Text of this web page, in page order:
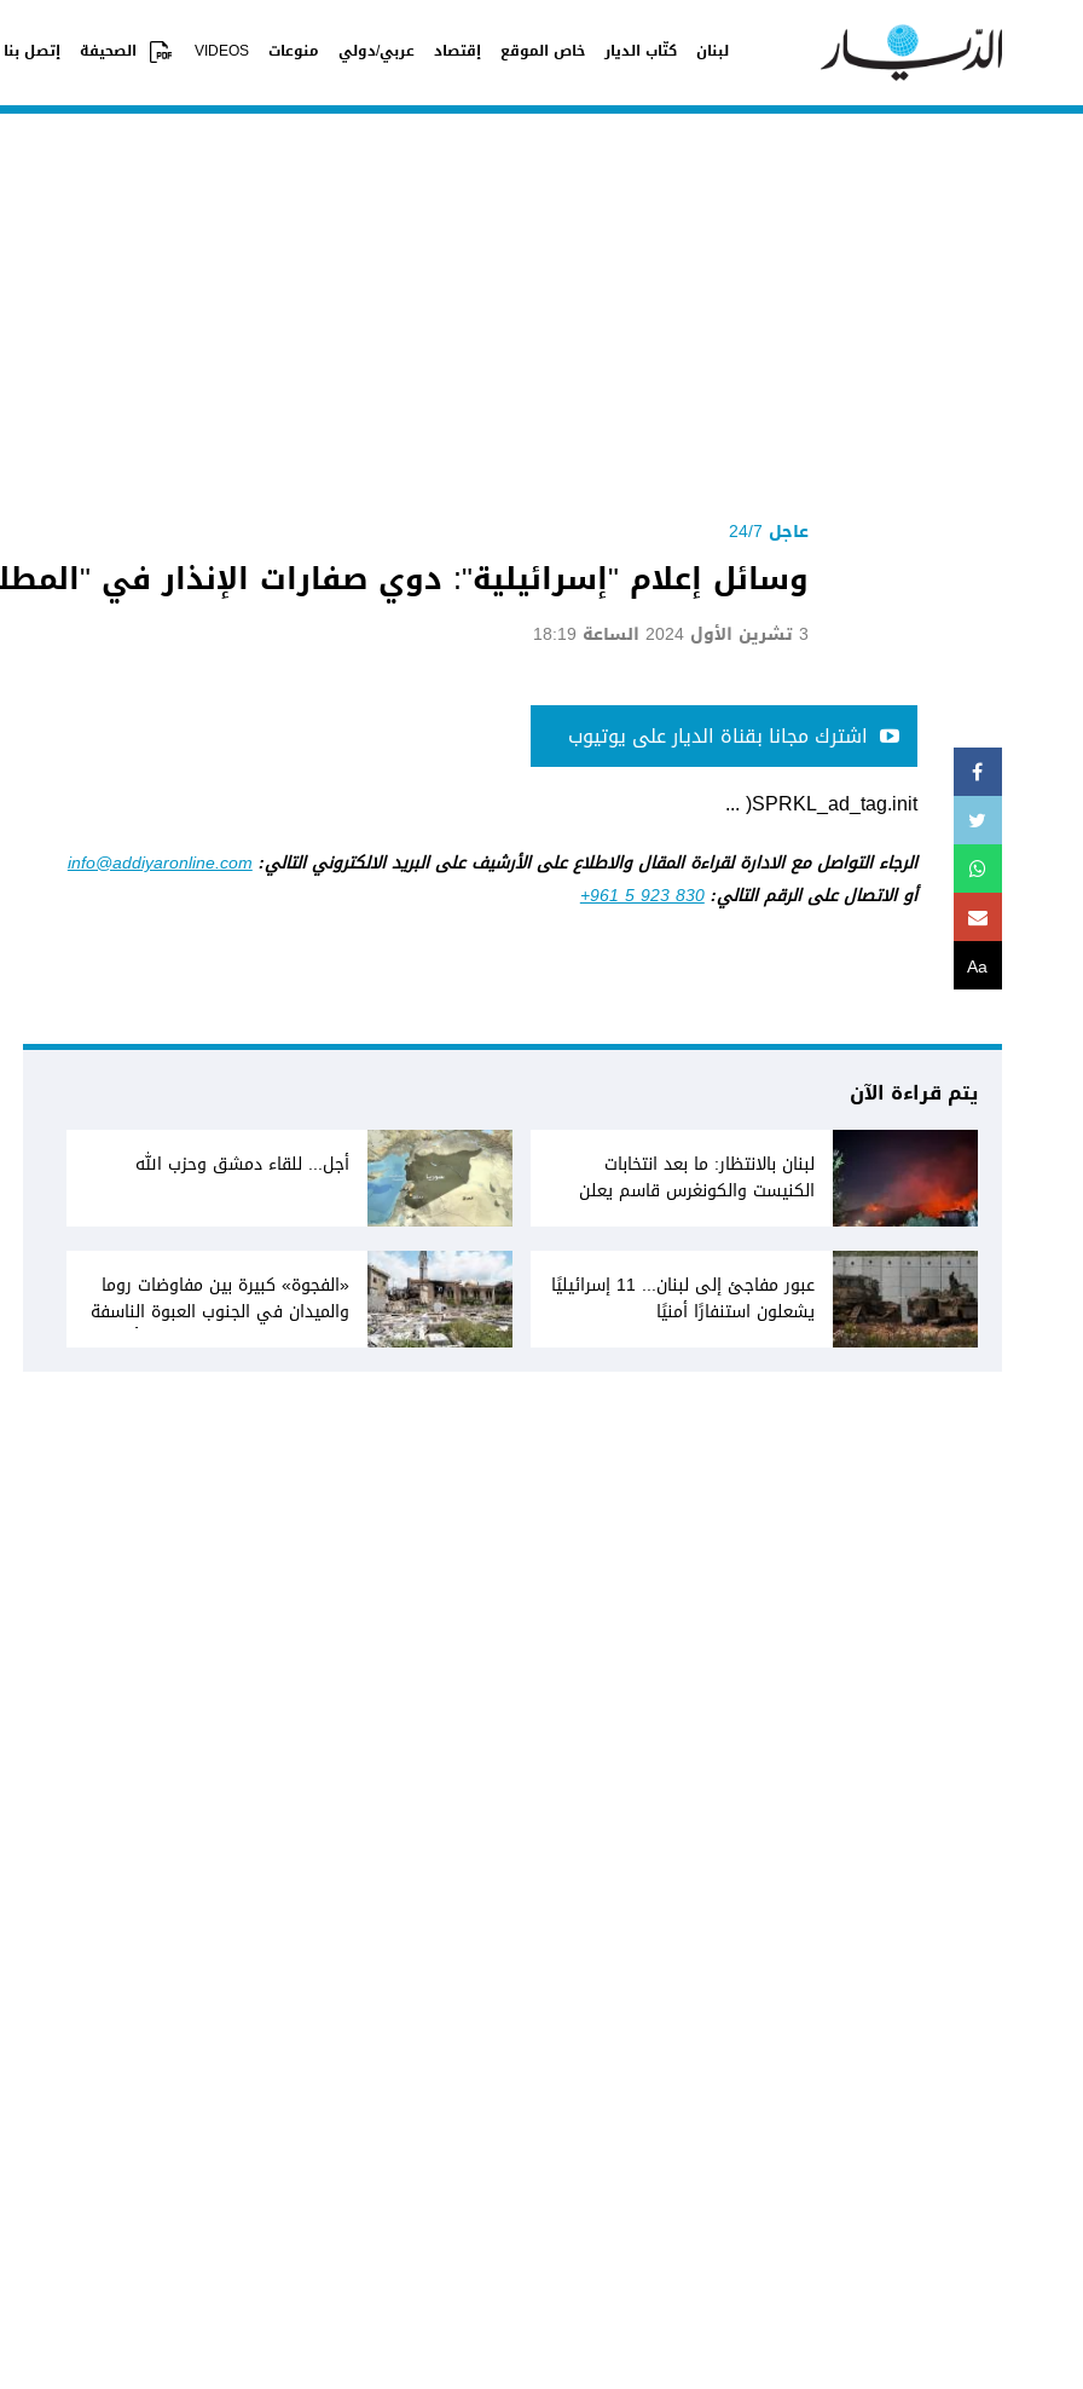
لبنان كتّاب الديار خاص الموقع إقتصاد عربي/دولي منوعات VIDEOS الصحيفة إتصل بنا
عاجل 24/7
وسائل إعلام "إسرائيلية": دوي صفارات الإنذار في
3 تشرين الأول 2024 الساعة 18:19
Aa
اشترك مجانا بقناة الديار على يوتيوب
SPRKL_ad_tag.init( ...
الرجاء التواصل مع الادارة لقراءة المقال والاطلاع على الأرشيف على البريد الالكتروني التالي:info@addiyaronline.com
أو الاتصال على الرقم التالي:+961 5 923 830
يتم قراءة الآن
لبنان بالانتظار: ما بعد انتخابات
الكنيست والكونغرس قاسم يعلن
أجل... للقاء دمشق وحزب الله
عبور مفاجئ إلى لبنان... 11 إسرائيليًا
يشعلون استنفارًا أمنيًا
«الفجوة» كبيرة بين مفاوضات روما
والميدان في الجنوب العبوة الناسفة
في مجدل زون «رسالة» في أكثر من